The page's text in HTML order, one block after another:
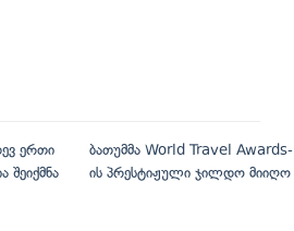
ერთი
ბათუმმა World Travel Awards-
ის პრესტიჟული ჯილდო მიიღო